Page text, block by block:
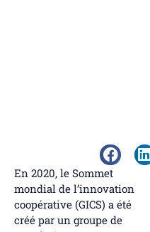
En 2020, le Sommet
mondial de l’innovation
coopérative (GICS) a été
créé par un groupe de